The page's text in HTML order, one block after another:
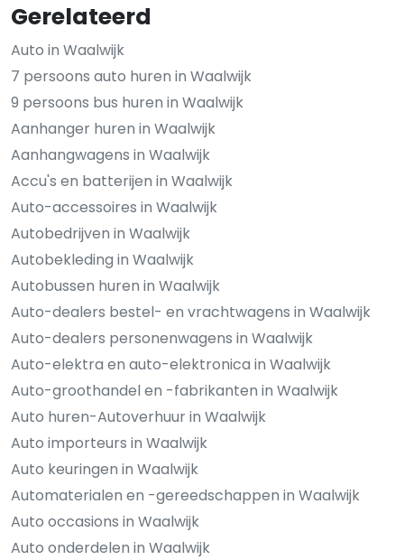
Gerelateerd
Auto in Waalwijk
7 persoons auto huren in Waalwijk
9 persoons bus huren in Waalwijk
Aanhanger huren in Waalwijk
Aanhangwagens in Waalwijk
Accu's en batterijen in Waalwijk
Auto-accessoires in Waalwijk
Autobedrijven in Waalwijk
Autobekleding in Waalwijk
Autobussen huren in Waalwijk
Auto-dealers bestel- en vrachtwagens in Waalwijk
Auto-dealers personenwagens in Waalwijk
Auto-elektra en auto-elektronica in Waalwijk
Auto-groothandel en -fabrikanten in Waalwijk
Auto huren-Autoverhuur in Waalwijk
Auto importeurs in Waalwijk
Auto keuringen in Waalwijk
Automaterialen en -gereedschappen in Waalwijk
Auto occasions in Waalwijk
Auto onderdelen in Waalwijk